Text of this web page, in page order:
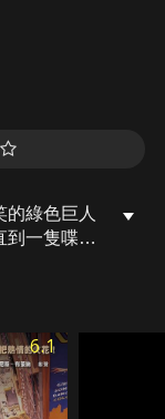
綠色巨人
到一隻喋喋
美麗的公
得更複雜…
6.1